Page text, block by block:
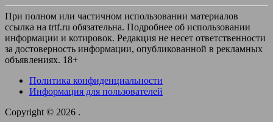
При полном или частичном использовании материалов
ссылка на trtf.ru обязательна. Подробнее об использовании
информации и котировок. Редакция не несет ответственности
за достоверность информации, опубликованной в рекламных
объявлениях. 18+
Политика конфиденциальности
Информация для пользователей
Copyright © 2026 .